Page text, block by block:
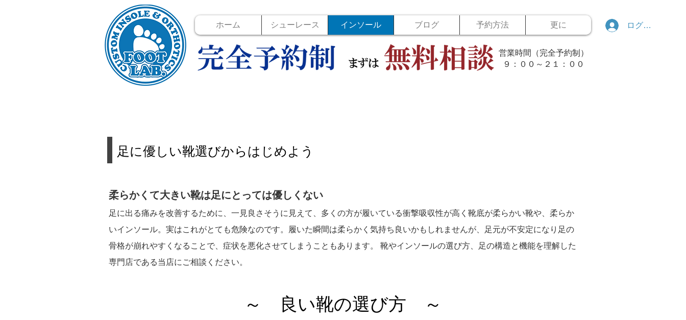
ホーム シューレース インソール ブログ 予約方法 更に
営業時間（完全予約制）
​９：００～２１：００
ログイン
足に優しい靴選びからはじめよう
柔らかくて大きい靴は足にとっては優しくない
足に出る痛みを改善するために、一見良さそうに見えて、多くの方が履いている衝撃吸収性が高く靴底が柔らかい靴や、柔らか
いインソール。実はこれがとても危険なのです。履いた瞬間は柔らかく気持ち良いかもしれませんが、足元が不安定になり足の
骨格が崩れやすくなることで、症状を悪化させてしまうこともあります。 靴やインソールの選び方、足の構造と機能を理解した
専門店である当店にご相談ください。
～ 良い靴の選び方 ～